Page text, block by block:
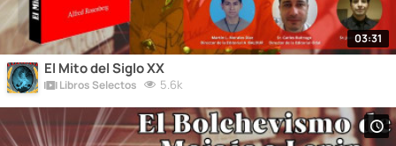
03:31
El Mito del Siglo XX
Libros Selectos 5.6k